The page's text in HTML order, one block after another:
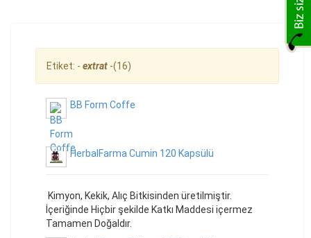
Etiket: - extrat -(16)
BB Form Coffe
HerbalFarma Cumin 120 Kapsülü
Kimyon, Kekik, Alıç Bitkisinden üretilmiştir.
İçeriğinde Hiçbir şekilde Katkı Maddesi içermez
Tamamen Doğaldır.